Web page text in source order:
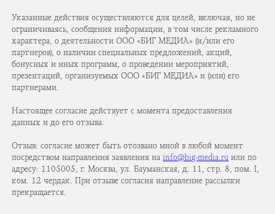
Указанные действия осуществляются для целей, включая, но не
ограничиваясь, сообщения информации, в том числе рекламного
характера, о деятельности ООО «БИГ МЕДИА» (и/или его
партнеров), о наличии специальных предложений, акций,
бонусных и иных программ, о проведении мероприятий,
презентаций, организуемых ООО «БИГ МЕДИА» и (или) его
партнерами.
Настоящее согласие действует с момента предоставления
данных и до его отзыва.
Отзыв: согласие может быть отозвано мной в любой момент
посредством направления заявления наinfo@big-media.ru или по
адресу: 1105005, г. Москва, ул. Бауманская, д. 11, стр. 8, пом. I,
ком. 12 чердак. При отзыве согласия направление рассылки
прекращается.